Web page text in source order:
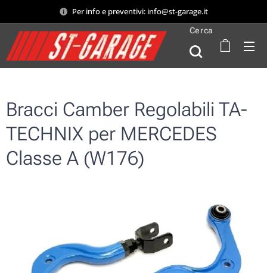
Per info e preventivi: info@st-garage.it
Cerca
Bracci Camber Regolabili TA-
TECHNIX per MERCEDES
Classe A (W176)